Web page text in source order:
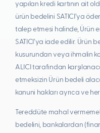
yapılan kredi kartının ait
ürün bedelini SATICI’ya
talep etmesi halinde, Ürün
SATICI’ya iade edilir. Ürün
kusurundan veya ihmalin
ALICI tarafından
etmeksizin Ürün bedeli
kanuni hakları ayrıca ve
Tereddüte mahal vermemek
bedelini, bankalardan